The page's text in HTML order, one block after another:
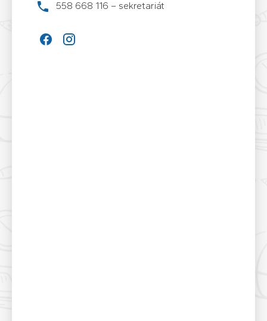
558 668 116 – sekretariát